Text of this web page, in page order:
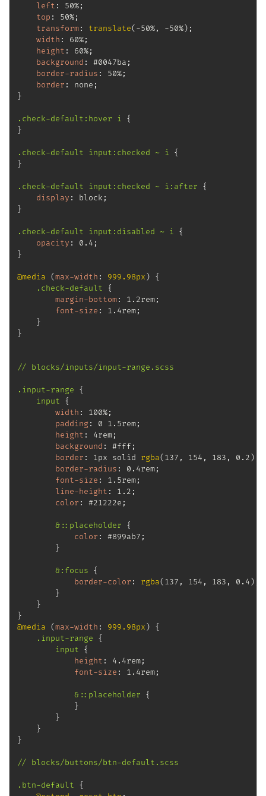
left : 50%;
top : 50%;
transform: translate( -50%, -50%) ;
width : 60%;
height : 60%;
background : #0047ba ;
border-radius : 50%;
border : none ;
}
.check-default:hover i
{
}
.check-default input:checked ~ i
{
}
.check-default input:checked ~ i:after
{
display : block;
}
.check-default input:disabled ~ i
{
opacity : 0.4 ;
}
@media (max-width : 999.98px )
{
.check-default
{
margin-bottom: 1.2rem;
font-size : 1.4rem;
}
}
// blocks/inputs/input-range.scss
.input-range
{
input
{
width : 100%;
padding: 0 1.5rem;
height : 4rem;
background : #fff ;
border : 1px solid rgba( 137 , 154 , 183 , 0.2 )
border-radius : 0.4rem;
font-size : 1.5rem;
line-height : 1.2 ;
color : #21222e ;
&::placeholder
{
color : #899ab7 ;
}
&:focus
{
border-color : rgba( 137 , 154 , 183 , 0.4 )
}
}
}
@media
(max-width : 999.98px )
{
.input-range
{
input
{
height : 4.4rem;
font-size : 1.4rem;
&::placeholder
{
}
}
}
}
// blocks/buttons/btn-default.scss
.btn-default
{